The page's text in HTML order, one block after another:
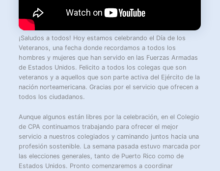
¡Saludos a todos! Hoy estamos celebrando el Día de los
Veteranos, una fecha donde recordamos a todos los
hombres y mujeres que han servido en las Fuerzas Armadas
de Estados Unidos. Felicito a todos los colegas que son
veteranos y a aquellos que son parte activa del Ejército de la
nación norteamericana. Gracias por el servicio que ofrecen a
todos los ciudadanos.
Aunque algunos están libres por la celebración, en el Colegio
de CPA continuamos trabajando para ofrecer el mejor
servicio a nuestros colegiados y caminando juntos hacia una
profesión sostenible. La semana pasada estuvo marcada por
las elecciones generales, tanto de Puerto Rico como de
Estados Unidos. Pronto comenzaremos a coordinar